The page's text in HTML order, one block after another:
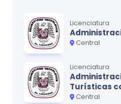
enseñanza y de aprendizaje.
Física I
Matemática III
Inglés I
Licenciatura
Central
Licenciatura
Turísticas
Central